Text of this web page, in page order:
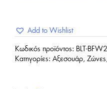
Add to Wishlist
Κωδικός προϊόντος: BLT-
Κατηγορίες: Αξεσουάρ, Ζώνες